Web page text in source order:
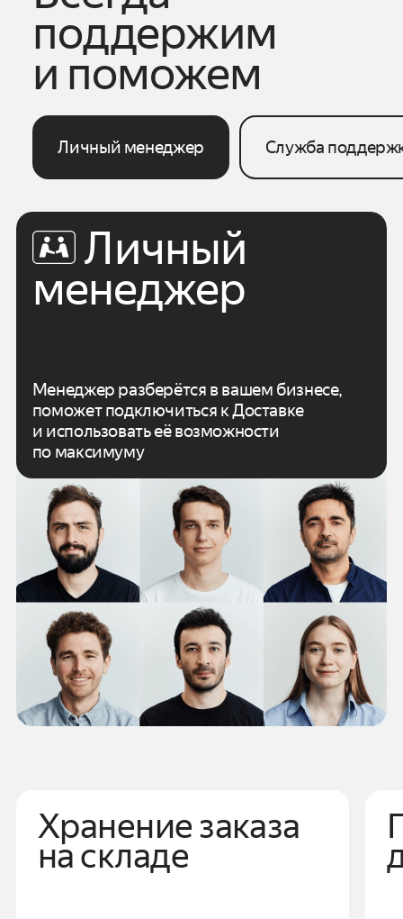
поддержим
и поможем
Личный менеджер Служба
Личный
менеджер
Менеджер разберётся в вашем бизнесе,
поможет подключиться к Доставке
и использоватьеё возможности
по максимуму
Хранение заказа
на складе